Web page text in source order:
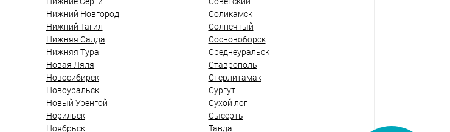
Нижний Новгород
Нижний Тагил
Нижняя Салда
Нижняя Тура
Новая Ляля
Новосибирск
Новоуральск
Новый Уренгой
Норильск
Ноябрьск
Соликамск
Солнечный
Сосновоборск
Среднеуральск
Ставрополь
Стерлитамак
Сургут
Сухой лог
Сысерть
Тавда